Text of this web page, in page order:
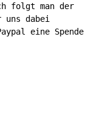
folgt man der
uns dabei
eine Spende